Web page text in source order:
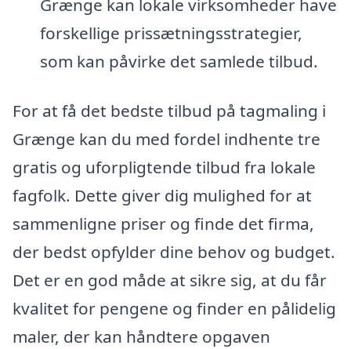
Grænge kan lokale virksomheder have
forskellige prissætningsstrategier,
som kan påvirke det samlede tilbud.
For at få det bedste tilbud på tagmaling i
Grænge kan du med fordel indhente tre
gratis og uforpligtende tilbud fra lokale
fagfolk. Dette giver dig mulighed for at
sammenligne priser og finde det firma,
der bedst opfylder dine behov og budget.
Det er en god måde at sikre sig, at du får
kvalitet for pengene og finder en pålidelig
maler, der kan håndtere opgaven